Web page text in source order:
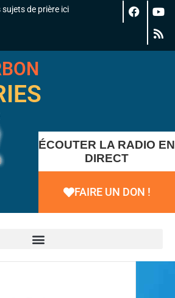
sujets de prière ici
ÉCOUTER LA RADIO EN
DIRECT
FAIRE UN DON !